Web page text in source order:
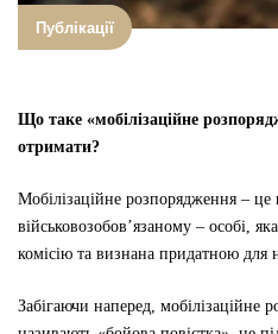
Публікації
Що таке «мобілізаційне
отримати?
Мобілізаційне розпорядження – це
військовозобов’язаному – особі,
комісію та визнана придатною для
Забігаючи наперед, мобілізаційне